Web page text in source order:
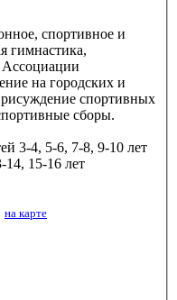
спортивное и
гимнастика,
на городских и
спортивных
сборы.
3-4, 5-6, 7-8, 9-10 лет
14, 15-16 лет
на карте